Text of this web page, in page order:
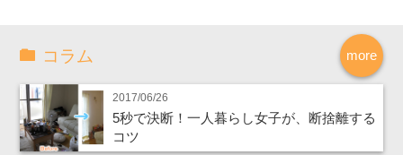
more
コラム
2017/06/26
5秒で決断！一人暮らし女子が、断捨離する
コツ